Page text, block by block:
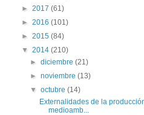
► 2017 (61)
► 2016 (101)
► 2015 (84)
▼ 2014 (210)
►diciembre(21)
►noviembre(13)
▼octubre(14)
Externalidades de la
medioamb...